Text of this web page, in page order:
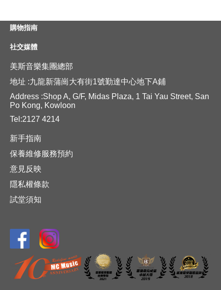
購物指南
社交媒體
美斯音樂集團總部
地址 :九龍新蒲崗大有街1號勤達中心地下A鋪
Address :Shop A, G/F, Midas Plaza, 1 Tai Yau Street, San
Po Kong, Kowloon
Tel:2127 4214
新手指南
保養維修服務預約
意見反映
隱私權條款
試堂須知